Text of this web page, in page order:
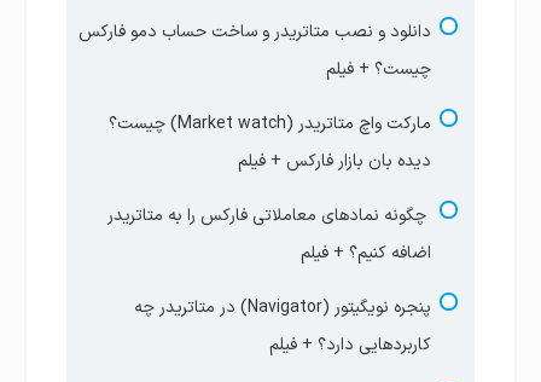
پنج ویژگی تریدر نامناسب فارکس و چه کسانی وارد
آزمون جامع جلسه اول
مارجین در فارکس چیست؟ محاسبه مارجین معامله
فارکس + فیلم
فری مارجین در فارکس چیست؟ نحوه محاسبه
مارجین آزاد + فیلم
با چقدر سرمایه در فارکس معامله کنیم؟ حداقل
سرمایه مناسب ترید چقدره؟+ فیلم
قیمت جفت ارز فارکس چیست؟ پوینت و پیپ در
بازار فارکس + فیلم
دانلود و نصب متاتریدر و ساخت حساب دمو فارکس
چیست؟ + فیلم
مارکت واچ متاتریدر (Market watch) چیست؟
دیده بان بازار فارکس + فیلم
چگونه نمادهای معاملاتی فارکس را به متاتریدر
اضافه کنیم؟ + فیلم
پنجره نویگیتور (Navigator) در متاتریدر چه
کاربردهایی دارد؟ + فیلم